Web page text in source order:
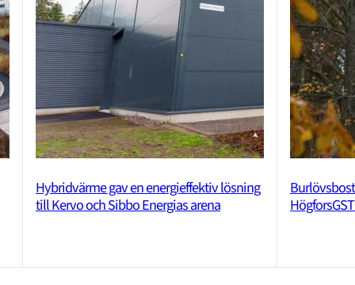
Hybridvärme gav en energieffektiv lösning
till Kervo och Sibbo Energias arena